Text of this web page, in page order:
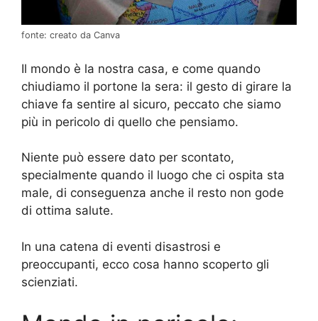
fonte: creato da Canva
Il mondo è la nostra casa, e come quando
chiudiamo il portone la sera: il gesto di girare la
chiave fa sentire al sicuro, peccato che siamo
più in pericolo di quello che pensiamo.
Niente può essere dato per scontato,
specialmente quando il luogo che ci ospita sta
male, di conseguenza anche il resto non gode
di ottima salute.
In una catena di eventi disastrosi e
preoccupanti, ecco cosa hanno scoperto gli
scienziati.